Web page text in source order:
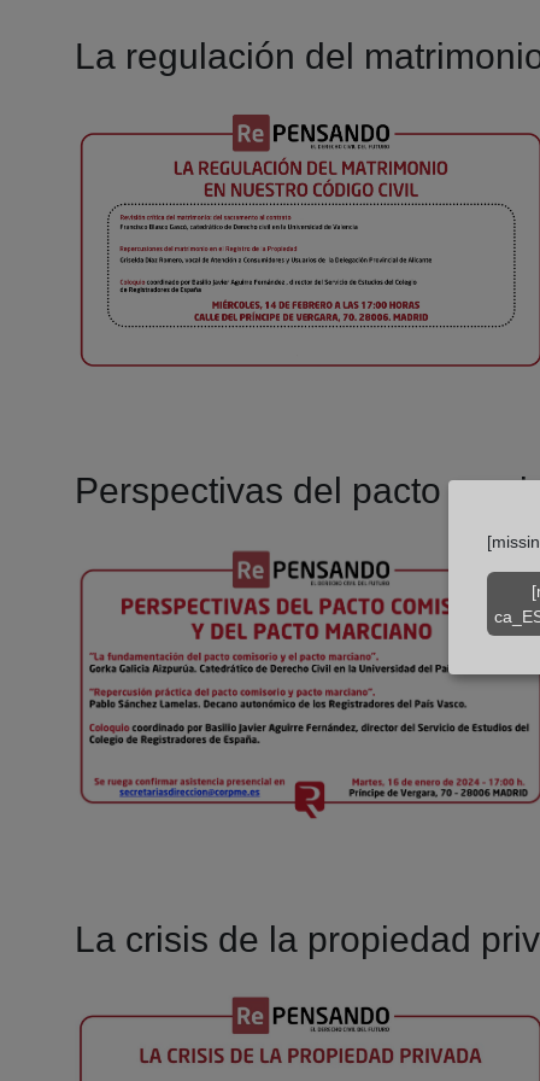
La regulación del
Perspectivas del pacto
La crisis de la propiedad